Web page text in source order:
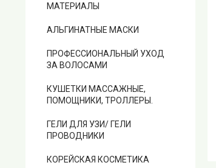
МАТЕРИАЛЫ
АЛЬГИНАТНЫЕ МАСКИ
ПРОФЕССИОНАЛЬНЫЙ УХОД
ЗА ВОЛОСАМИ
КУШЕТКИ МАССАЖНЫЕ,
ПОМОЩНИКИ, ТРОЛЛЕРЫ.
ГЕЛИ ДЛЯ УЗИ/ ГЕЛИ
ПРОВОДНИКИ
КОРЕЙСКАЯ КОСМЕТИКА